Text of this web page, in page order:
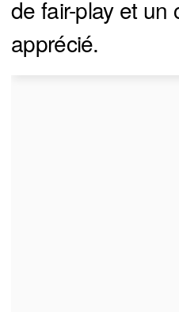
de fair-play et un
apprécié.